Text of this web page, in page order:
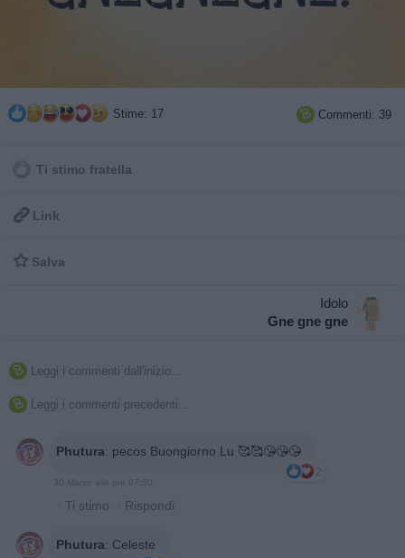
Stime: 17  Commenti: 39
Ti stimo fratella
 Link
 Salva
Idolo
Gne gne gne
 Leggi i commenti dall'inizio...
 Leggi i commenti precedenti...
Phutura: pecos Buongiorno Lu 🥰🥰😘😘😘
2
30 Marzo alle ore 07:50
· Ti stimo · Rispondi
Phutura: Celeste